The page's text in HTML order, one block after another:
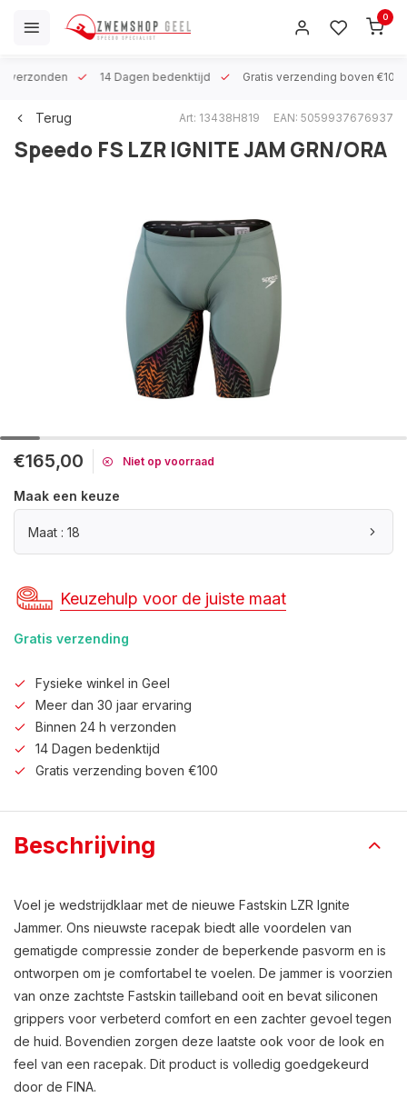
0
verzonden 14 Dagen bedenktijd Gratis verzending boven €100
Terug Art: 13438H819 EAN: 5059937676937
Speedo FS LZR IGNITE JAM GRN/ORA
€165,00 Niet op voorraad
Maak een keuze
Maat : 18
Keuzehulp voor de juiste maat
Gratis verzending
Fysieke winkel in Geel
Meer dan 30 jaar ervaring
Binnen 24 h verzonden
14 Dagen bedenktijd
Gratis verzending boven €100
Beschrijving
Voel je wedstrijdklaar met de nieuwe Fastskin LZR Ignite
Jammer. Ons nieuwste racepak biedt alle voordelen van
gematigde compressie zonder de beperkende pasvorm en is
ontworpen om je comfortabel te voelen. De jammer is voorzien
van onze zachtste Fastskin tailleband ooit en bevat siliconen
grippers voor verbeterd comfort en een zachter gevoel tegen
de huid. Bovendien zorgen deze laatste ook voor de look en
feel van een racepak. Dit product is volledig goedgekeurd
door de FINA.